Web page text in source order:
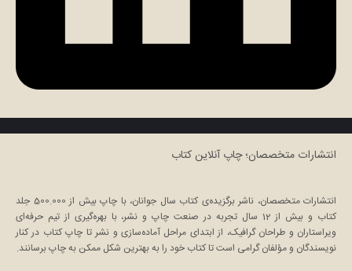
انتشارات متخصصان؛ چاپ آنلاین کتاب
انتشارات متخصصان، ناشر برگزیده‌ی کتاب سال جوانان، با چاپ بیش از 500.000 جلد
کتاب و بیش از 12 سال تجربه در صنعت چاپ و نشر، با بهره‌گیری از تیم حرفه‌ای
ویراستاران و طراحان گرافیک، از ابتدای مراحل آماده‌سازی و نشر تا چاپ کتاب در کنار
نویسندگان و مؤلفان گرامی است تا کتاب خود را به بهترین شکل ممکن به چاپ برسانند.